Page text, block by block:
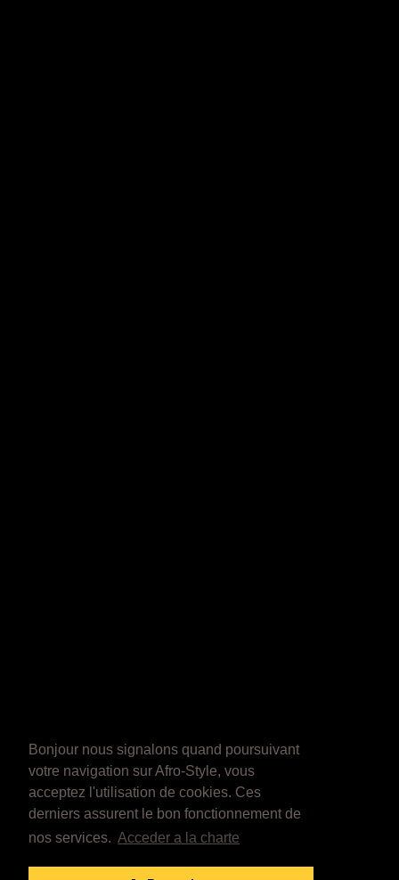
Bonjour nous signalons quand poursuivant
votre navigation sur Afro-Style, vous
acceptez l'utilisation de cookies. Ces
derniers assurent le bon fonctionnement de
nos services. Acceder a la charte